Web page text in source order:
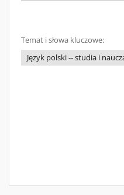
Temat i słowa kluczowe:
Język polski -- studia i